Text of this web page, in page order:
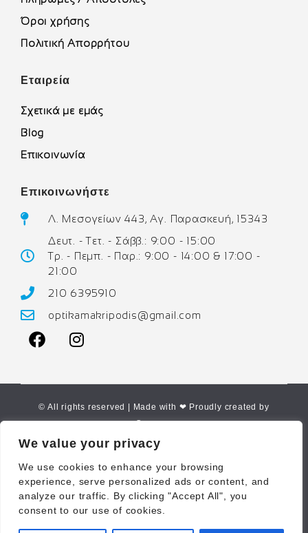
We value your privacy
We use cookies to enhance your browsing
experience, serve personalized ads or content, and
analyze our traffic. By clicking "Accept All", you
consent to our use of cookies.
Όροι χρήσης
Πολιτική Απορρήτου
Εταιρεία
Σχετικά με εμάς
Blog
Επικοινωνία
Επικοινωνήστε
Λ. Μεσογείων 443, Αγ. Παρασκευή, 15343
Δευτ. - Τετ. - Σάββ.: 9:00 - 15:00
Τρ. - Πεμπ. - Παρ.: 9:00 - 14:00 & 17:00 -
21:00
210 6395910
optikamakripodis@gmail.com
© All rights reserved | Made with ❤ Proudly created by
Corne.gr